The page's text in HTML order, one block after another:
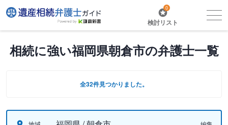
0
検討リスト
相続に強い福岡県朝倉市の弁護士一覧
全32件見つかりました。